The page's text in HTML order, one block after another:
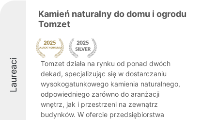
Laureaci
Kamień naturalny do domu i ogrodu
Tomzet
Tomzet działa na rynku od ponad dwóch
dekad, specjalizując się w dostarczaniu
wysokogatunkowego kamienia naturalnego,
odpowiedniego zarówno do aranżacji
wnętrz, jak i przestrzeni na zewnątrz
budynków. W ofercie przedsiębiorstwa